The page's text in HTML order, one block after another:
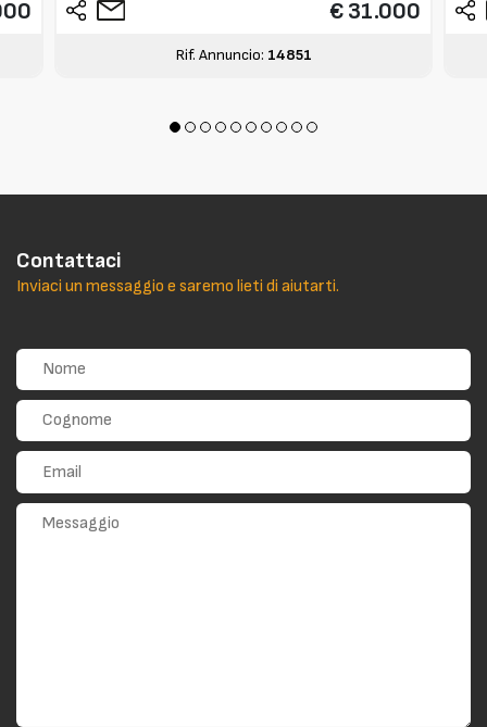
€ 31.000
Rif. Annuncio: 14851
Contattaci
Inviaci un messaggio e saremo lieti di aiutarti.